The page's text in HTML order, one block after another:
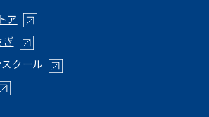
ア （新しいタブで開く）
ぎ（新しいタブで開く）
クール（新しいタブで開く）
しいタブで開く）